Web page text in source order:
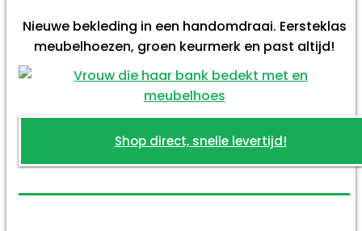
Nieuwe bekleding in een handomdraai. Eersteklas
meubelhoezen, groen keurmerk en past altijd!
Shop direct, snelle levertijd!